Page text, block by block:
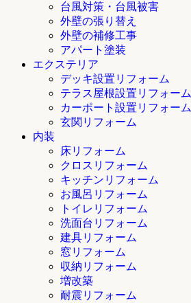
台風対策・台風被害
外壁の張り替え
外壁の補修工事
アパート塗装
エクステリア
デッキ設置リフォーム
テラス屋根設置リフォーム
カーポート設置リフォーム
玄関リフォーム
内装
床リフォーム
クロスリフォーム
キッチンリフォーム
お風呂リフォーム
トイレリフォーム
洗面台リフォーム
建具リフォーム
窓リフォーム
収納リフォーム
増改築
耐震リフォーム